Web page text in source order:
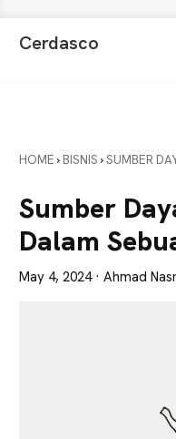
Cerdasco
Anda
Tajam
HOME › BISNIS ›SUMBER
Sumber
Dalam
May 4, 2024· Ahmad